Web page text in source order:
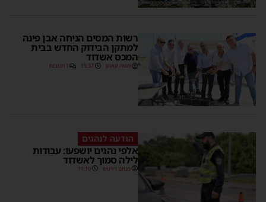
רשות המסים הניחה אבן פינה
למתקן הבידוק החדש בבית
המכס אשדוד
משה קאהן 15:37 1 תגובות
הודעה לנהגים
אלפי נהגים יושפעו: עבודות
לילה סמוך לאשדוד
מנחם דויטש 11:10